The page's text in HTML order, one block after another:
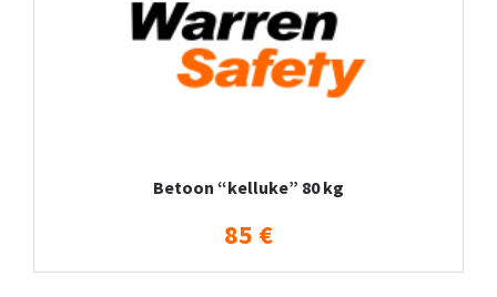
Betoon “kelluke” 80 kg
85 €